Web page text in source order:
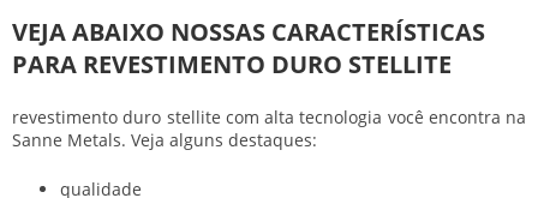
VEJA ABAIXO NOSSAS CARACTERÍSTICAS
PARA REVESTIMENTO DURO STELLITE
revestimento duro stellite com alta tecnologia você encontra na
Sanne Metals. Veja alguns destaques:
qualidade